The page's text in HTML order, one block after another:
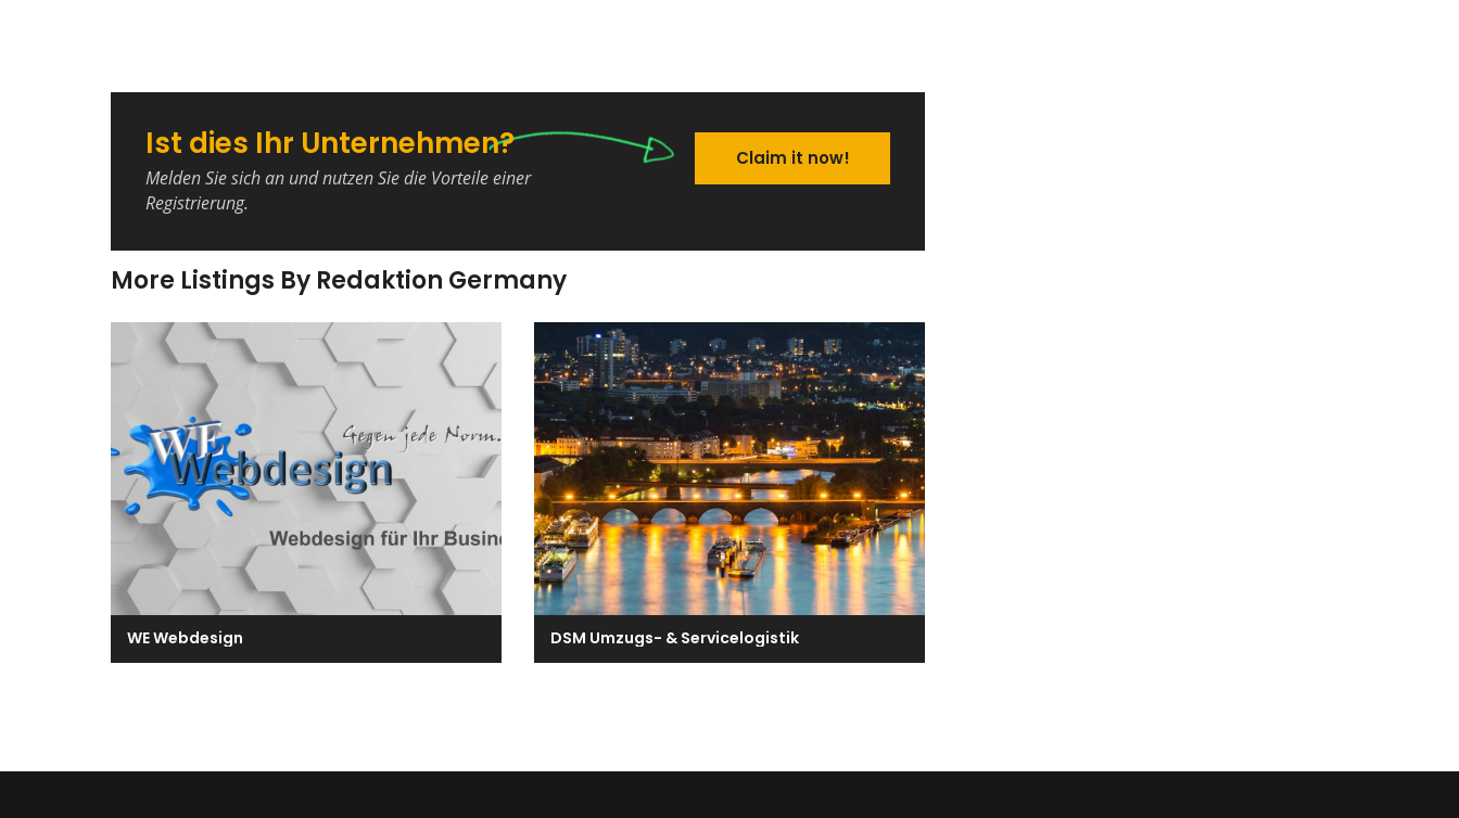
Ist dies Ihr Unternehmen?
Melden Sie sich an und nutzen Sie die Vorteile einer
Registrierung.
Claim it now!
More Listings By Redaktion Germany
WE Webdesign DSM Umzugs- & Servicelogistik